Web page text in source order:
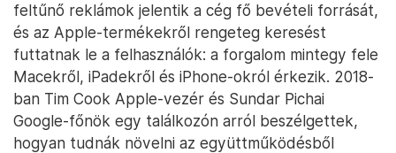
feltűnő reklámok jelentik a cég fő bevételi forrását,
és az Apple-termékekről rengeteg keresést
futtatnak le a felhasználók: a forgalom mintegy fele
Macekről, iPadekről és iPhone-okról érkezik. 2018-
ban Tim Cook Apple-vezér és Sundar Pichai
Google-főnök egy találkozón arról beszélgettek,
hogyan tudnák növelni az együttműködésből